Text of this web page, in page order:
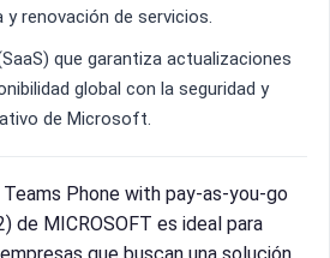
renovación de servicios.
que garantiza actualizaciones
global con la seguridad y
de Microsoft.
Phone with pay-as-you-go
de MICROSOFT es ideal para